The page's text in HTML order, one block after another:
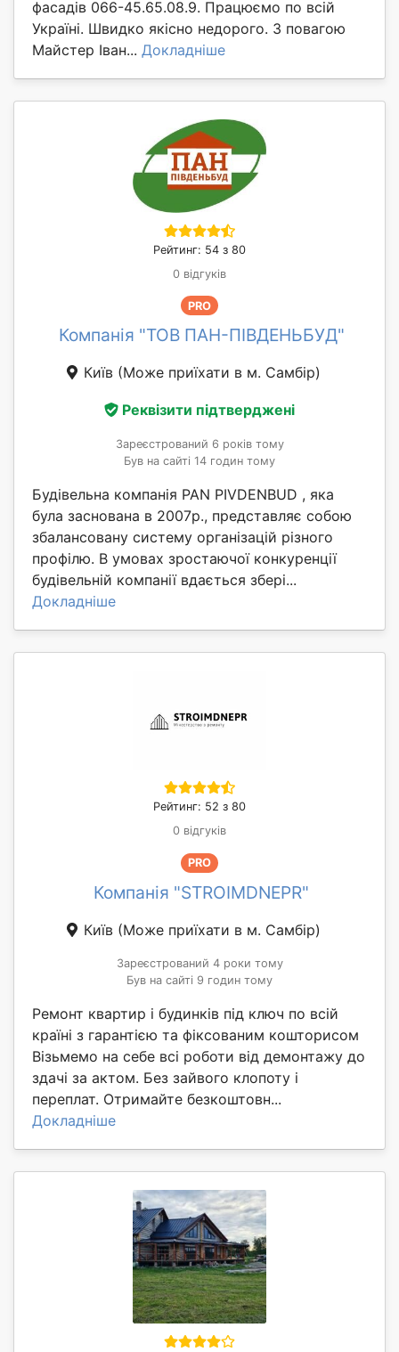
фасадів 066-45.65.08.9. Працюємо по всій
Україні. Швидко якісно недорого. З повагою
Майстер Іван... Докладніше
Рейтинг: 54 з 80
0 відгуків
PRO
Компанія "ТОВ ПАН-ПІВДЕНЬБУД"
Київ (Може приїхати в м. Самбір)
Реквізити підтверджені
Зареєстрований 6 років тому
Був на сайті 14 годин тому
Будівельна компанія PAN PIVDENBUD , яка
була заснована в 2007р., представляє собою
збалансовану систему організацій різного
профілю. В умовах зростаючої конкуренції
будівельній компанії вдається збері...
Докладніше
Рейтинг: 52 з 80
0 відгуків
PRO
Компанія "STROIMDNEPR"
Київ (Може приїхати в м. Самбір)
Зареєстрований 4 роки тому
Був на сайті 9 годин тому
Ремонт квартир і будинків під ключ по всій
країні з гарантією та фіксованим кошторисом
Візьмемо на себе всі роботи від демонтажу до
здачі за актом. Без зайвого клопоту і
переплат. Отримайте безкоштовн...
Докладніше